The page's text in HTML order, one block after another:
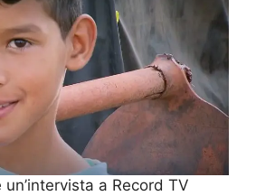
a Record TV